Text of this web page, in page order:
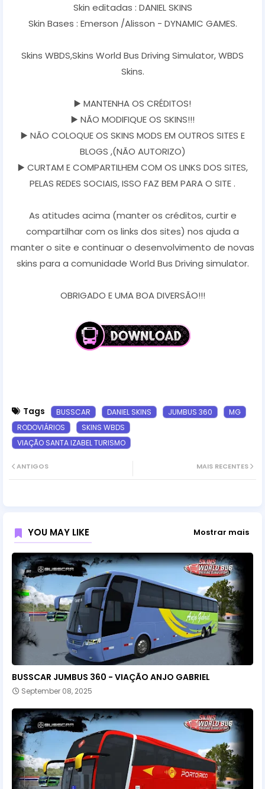
Skin editadas : DANIEL SKINS
Skin Bases : Emerson /Alisson - DYNAMIC GAMES.
Skins WBDS,Skins World Bus Driving Simulator, WBDS
Skins.
▶️ MANTENHA OS CRÉDITOS!
▶️ NÃO MODIFIQUE OS SKINS!!!
▶️ NÃO COLOQUE OS SKINS MODS EM OUTROS SITES E
BLOGS ,(NÃO AUTORIZO)
▶️ CURTAM E COMPARTILHEM COM OS LINKS DOS SITES,
PELAS REDES SOCIAIS, ISSO FAZ BEM PARA O SITE .
As atitudes acima (manter os créditos, curtir e
compartilhar com os links dos sites) nos ajuda a
manter o site e continuar o desenvolvimento de novas
skins para a comunidade World Bus Driving simulator.
OBRIGADO E UMA BOA DIVERSÃO!!!
Tags BUSSCAR DANIEL SKINS JUMBUS 360
MG
RODOVIÁRIOS
SKINS WBDS
VIAÇÃO SANTA IZABEL TURISMO
MAIS RECENTES
ANTIGOS
YOU MAY LIKE Mostrar mais
BUSSCAR JUMBUS 360 - VIAÇÃO ANJO GABRIEL
September 08, 2025